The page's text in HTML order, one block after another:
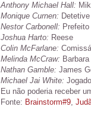
Anthony Michael Hall:
Monique Curnen:
Nestor Carbonell: Prefeito
Joshua Harto: Reese
Colin McFarlane:
Melinda McCraw:
Nathan Gamble: James
Michael Jai White:
Eu não poderia receber
Fonte: Brainstorm#9,